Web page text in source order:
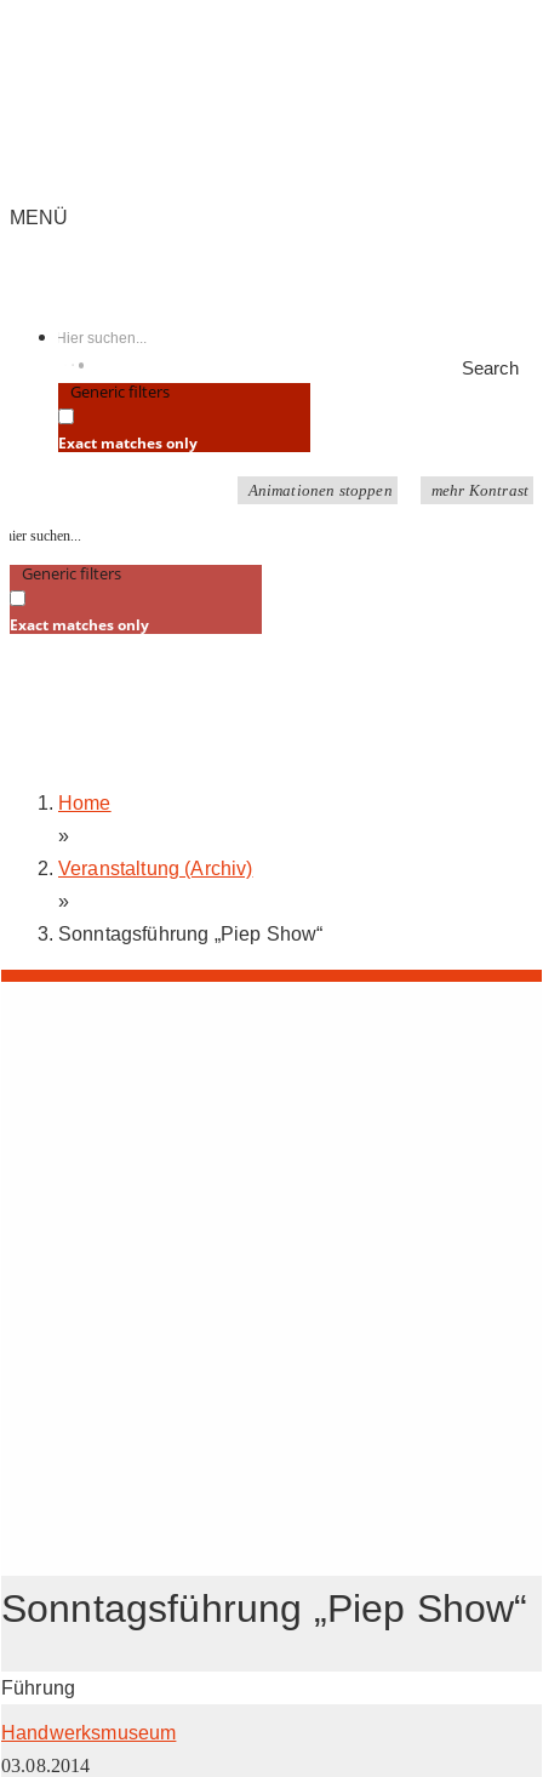
MENÜ
Search
Generic filters
Exact matches only
Animationen stoppen mehr Kontrast
Generic filters
Exact matches only
Home
»
Veranstaltung (Archiv)
»
Sonntagsführung „Piep Show“
Sonntagsführung „Piep Show“
Führung
Handwerksmuseum
03.08.2014